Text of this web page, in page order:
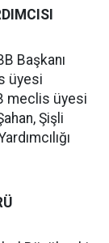
Başkanı
üyesi
meclis üyesi
Şişli